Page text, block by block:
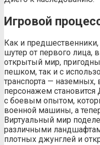
Игровой
Как и предшественники,
шутер от первого
открытый мир,
пешком, так и с
транспорта —
персонажем
с боевым опытом,
военной машины, а
Виртуальный мир
различными
плотных джунглей и